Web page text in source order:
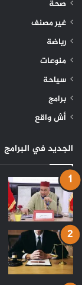
صحة
غير مصنف
رياضة
منوعات
سياحة
برامج
أش واقع
الجديد في البرامج